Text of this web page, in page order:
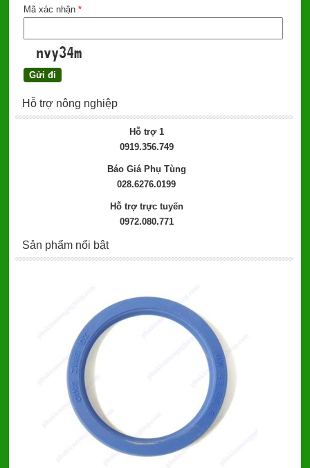
Mã xác nhận *
Hỗ trợ nông nghiệp
Hỗ trợ 1
0919.356.749
Báo Giá Phụ Tùng
028.6276.0199
Hỗ trợ trực tuyến
0972.080.771
Sản phẩm nổi bật